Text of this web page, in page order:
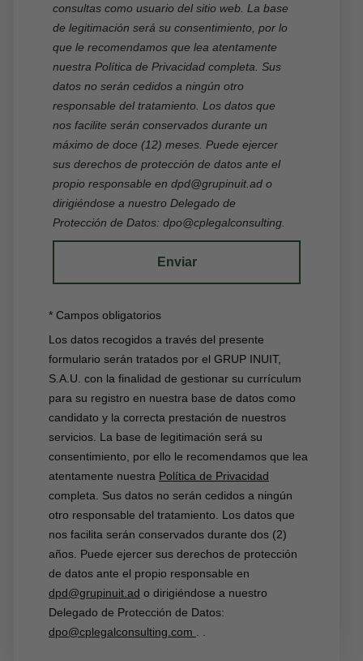
E-mail
Acceder
consultas como usuario del sitio web. La base
de legitimación será su consentimiento, por lo
que le recomendamos que lea atentamente
nuestra Política de Privacidad completa. Sus
datos no serán cedidos a ningún otro
responsable del tratamiento. Los datos que
nos facilite serán conservados durante un
máximo de doce (12) meses. Puede ejercer
sus derechos de protección de datos ante el
propio responsable en dpd@grupinuit.ad o
dirigiéndose a nuestro Delegado de
Protección de Datos: dpo@cplegalconsulting
Enviar
* Campos obligatorios
Los datos recogidos a través del presente
formulario serán tratados por el GRUP INUIT,
S.A.U. con la finalidad de gestionar su currículum
para su registro en nuestra base de datos como
candidato y la correcta prestación de nuestros
servicios. La base de legitimación será su
consentimiento, por ello le recomendamos que lea
atentamente nuestra Política de Privacidad
completa. Sus datos no serán cedidos a ningún
otro responsable del tratamiento. Los datos que
nos facilita serán conservados durante dos (2)
años. Puede ejercer sus derechos de protección
de datos ante el propio responsable en
dpd@grupinuit.ad o dirigiéndose a nuestro
Delegado de Protección de Datos:
dpo@cplegalconsulting.com